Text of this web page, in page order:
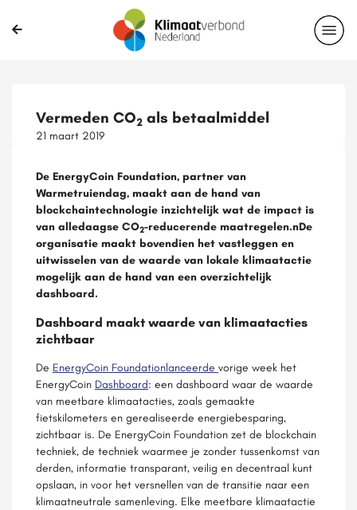
Vermeden CO2 als betaalmiddel
21 maart 2019
De EnergyCoin Foundation, partner van
Warmetruiendag, maakt aan de hand van
blockchaintechnologie inzichtelijk wat de impact is
van alledaagse CO2-reducerende maatregelen.nDe
organisatie maakt bovendien het vastleggen en
uitwisselen van de waarde van lokale klimaatactie
mogelijk aan de hand van een overzichtelijk
dashboard.
Dashboard maakt waarde van klimaatacties
zichtbaar
De EnergyCoin Foundationlanceerde vorige week het
EnergyCoin Dashboard: een dashboard waar de waarde
van meetbare klimaatacties, zoals gemaakte
fietskilometers en gerealiseerde energiebesparing,
zichtbaar is. De EnergyCoin Foundation zet de blockchain
techniek, de techniek waarmee je zonder tussenkomst van
derden, informatie transparant, veilig en decentraal kunt
opslaan, in voor het versnellen van de transitie naar een
klimaatneutrale samenleving. Elke meetbare klimaatactie